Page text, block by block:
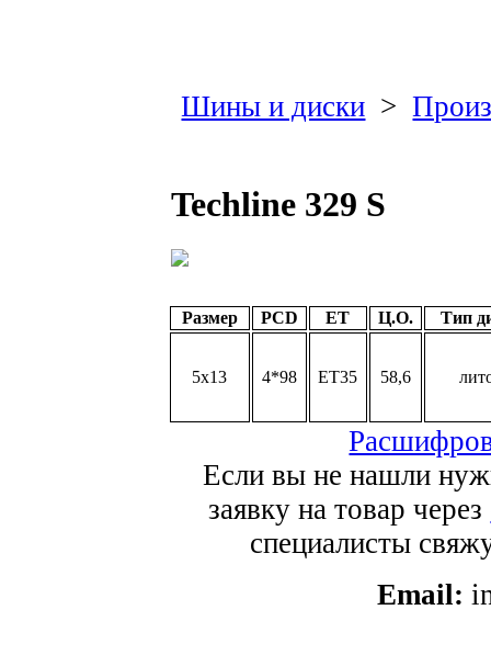
Шины и диски >
Techline 329 S
Размер PCD ET Ц.О. Тип
5x13 4*98 ET35 58,6
Если вы не нашли
заявку на товар через
специалисты
Email: